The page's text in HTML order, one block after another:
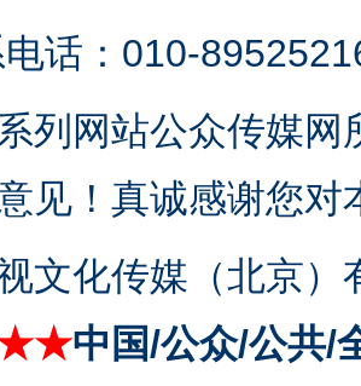
话：010-
列网站公众传媒
见！真诚感谢您
文化传媒（北京）
中国/公众/公共/